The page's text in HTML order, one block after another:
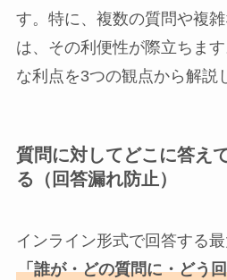
す。特に、複数の質問や複
は、その利便性が際立ちま
な利点を3つの観点から解説
質問に対してどこに答え
る（回答漏れ防止）
インライン形式で回答する最
「誰が・どの質問に・どう